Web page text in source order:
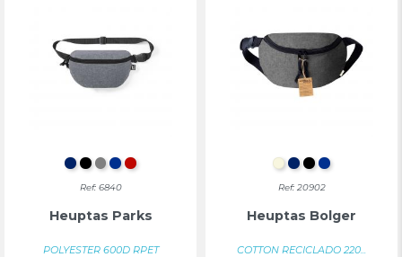
MARINEBLAUW
ZWART
GRIJS
BLAUW
ROOD
Ref: 6840
Heuptas Parks
POLYESTER 600D RPET
NATUURLIJK
ZWART
BLAUW
Ref: 20902
Heuptas Bolger
COTTON RECICLADO 220...